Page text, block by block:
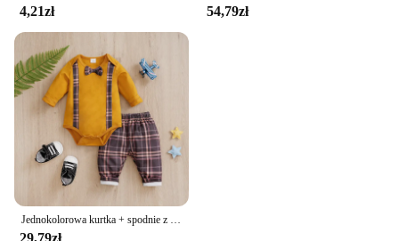
4,21zł 54,79zł
29,79zł